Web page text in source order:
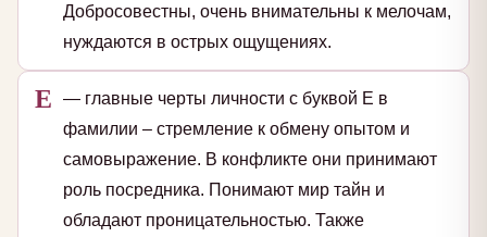
Добросовестны, очень внимательны к мелочам,
нуждаются в острых ощущениях.
Е
— главные черты личности с буквой Е в
фамилии – стремление к обмену опытом и
самовыражение. В конфликте они принимают
роль посредника. Понимают мир тайн и
обладают проницательностью. Также